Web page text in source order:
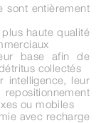
sont entièrement
haute qualité
base afin de
collectés
intelligence, leur
ou mobiles
avec recharge